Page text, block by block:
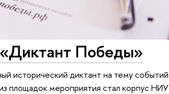
Победы»
исторический диктант на тему событий
площадок мероприятия стал корпус НИУ